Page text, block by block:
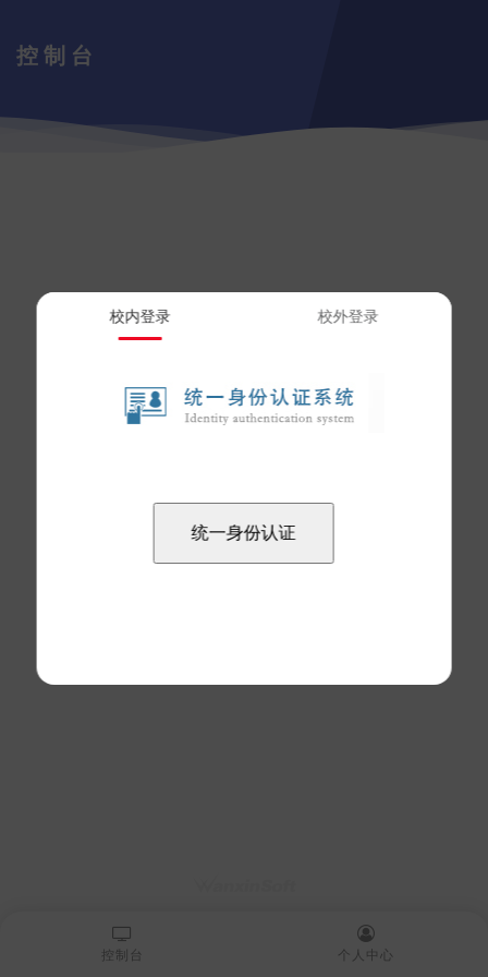
控制台
控制台 个人中心
校内登录 校外登录